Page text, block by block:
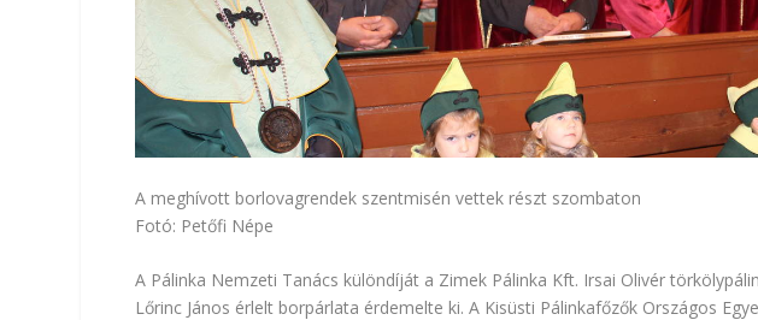
A meghívott borlovagrendek szentmisén vettek részt szombaton
Fotó: Petőfi Népe
A Pálinka Nemzeti Tanács különdíját a Zimek Pálinka Kft. Irsai Olivér
Lőrinc János érlelt borpárlata érdemelte ki. A Kisüsti Pálinkafőzők Országos